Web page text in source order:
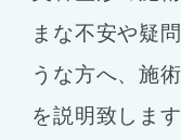
まな不安や疑
うな方へ、施
を説明致します